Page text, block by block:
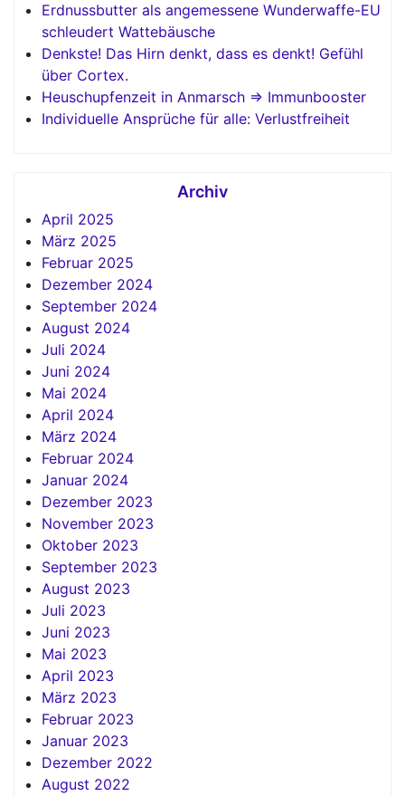
Erdnussbutter als angemessene Wunderwaffe-EU
schleudert Wattebäusche
Denkste! Das Hirn denkt, dass es denkt! Gefühl
über Cortex.
Heuschupfenzeit in Anmarsch => Immunbooster
Individuelle Ansprüche für alle: Verlustfreiheit
Archiv
April 2025
März 2025
Februar 2025
Dezember 2024
September 2024
August 2024
Juli 2024
Juni 2024
Mai 2024
April 2024
März 2024
Februar 2024
Januar 2024
Dezember 2023
November 2023
Oktober 2023
September 2023
August 2023
Juli 2023
Juni 2023
Mai 2023
April 2023
März 2023
Februar 2023
Januar 2023
Dezember 2022
August 2022